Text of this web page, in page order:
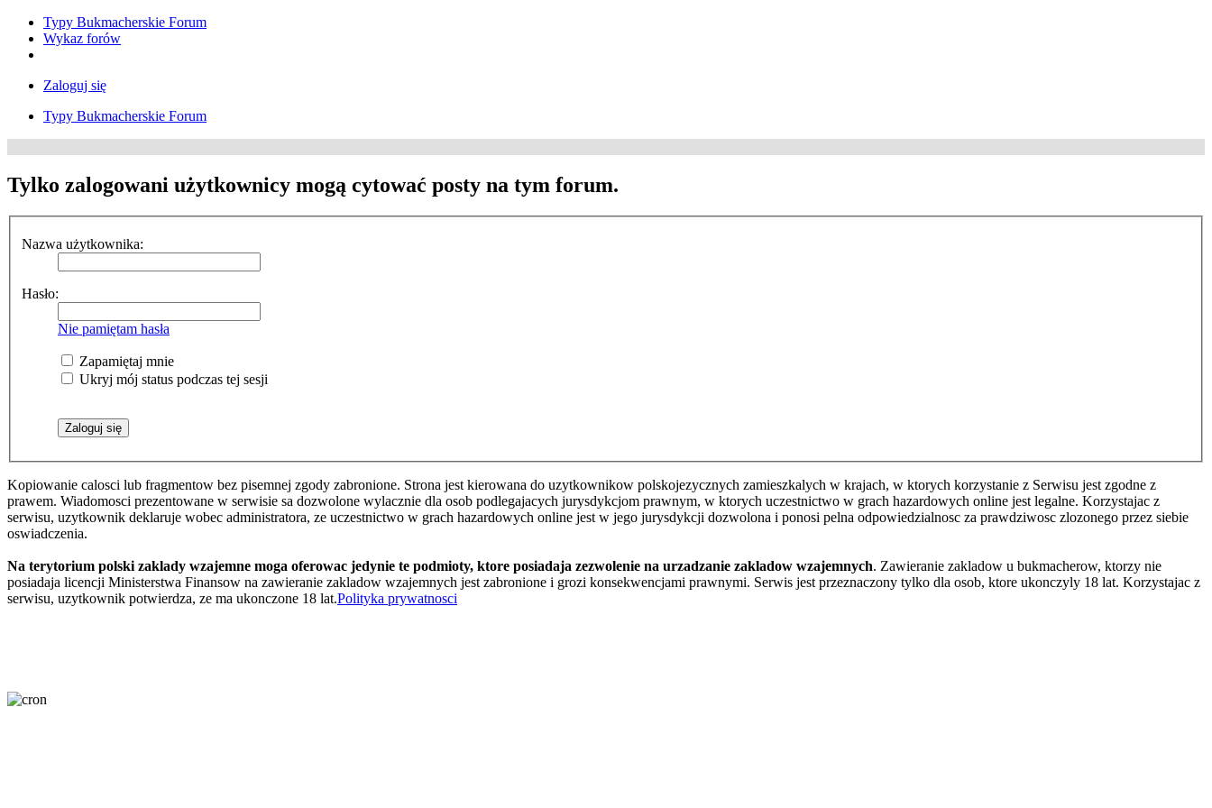
Typy Bukmacherskie Forum
Wykaz forów
Zaloguj się
Typy Bukmacherskie Forum
Tylko zalogowani użytkownicy mogą cytować posty na tym forum.
Nazwa użytkownika:
Hasło:
Nie pamiętam hasła
Zapamiętaj mnie
Ukryj mój status podczas tej sesji
Kopiowanie calosci lub fragmentow bez pisemnej zgody zabronione. Strona jest kierowana do uzytkownikow polskojezycznych zamieszkalych w krajach, w ktorych korzystanie z Serwisu jest zgodne z
prawem. Wiadomosci prezentowane w serwisie sa dozwolone wylacznie dla osob podlegajacych jurysdykcjom prawnym, w ktorych uczestnictwo w grach hazardowych online jest legalne. Korzystajac z
serwisu, uzytkownik deklaruje wobec administratora, ze uczestnictwo w grach hazardowych online jest w jego jurysdykcji dozwolona i ponosi pelna odpowiedzialnosc za prawdziwosc zlozonego przez siebie
oswiadczenia.
Na terytorium polski zaklady wzajemne moga oferowac jedynie te podmioty, ktore posiadaja zezwolenie na urzadzanie zakladow wzajemnych. Zawieranie zakladow u bukmacherow, ktorzy nie
posiadaja licencji Ministerstwa Finansow na zawieranie zakladow wzajemnych jest zabronione i grozi konsekwencjami prawnymi. Serwis jest przeznaczony tylko dla osob, ktore ukonczyly 18 lat. Korzystajac z
serwisu, uzytkownik potwierdza, ze ma ukonczone 18 lat.Polityka prywatnosci